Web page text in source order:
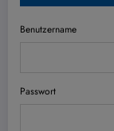
Benutzername
Passwort